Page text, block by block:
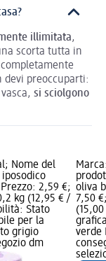
illimitata,
scorta tutta in
devi preoccuparti:
si sciolgono
Nome del
2,59 €;
kg (12,95 € /
Stato
per la
grigio
dm
oliva
7,50
verde